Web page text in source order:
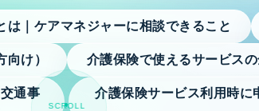
は｜ケアマネジャーに相談できること
け） 介護保険で使えるサービス
通事
介護保険サービス利用時に
SCROLL